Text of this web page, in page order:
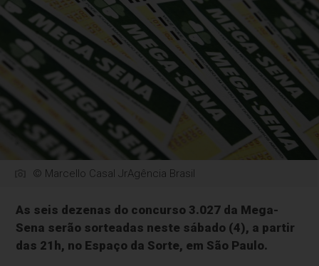
© Marcello Casal JrAgência Brasil
As seis dezenas do concurso 3.027 da Mega-
Sena serão sorteadas neste sábado (4), a partir
das 21h, no Espaço da Sorte, em São Paulo.